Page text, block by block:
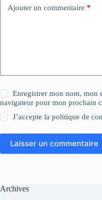
Ajouter un commentaire *
Enregistrer mon nom, mon
navigateur pour mon prochain
J’accepte lapolitique de
Laisser un commentaire
Archives